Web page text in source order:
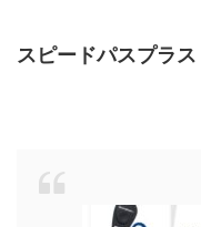
スピードパスプラス